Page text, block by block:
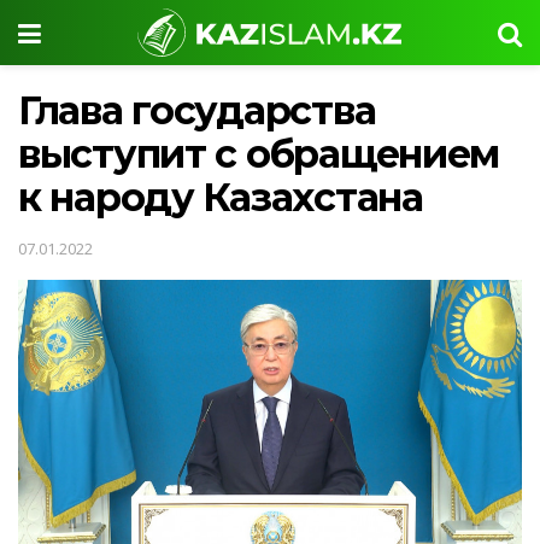
Глава государства
выступит с обращением
к народу Казахстана
07.01.2022